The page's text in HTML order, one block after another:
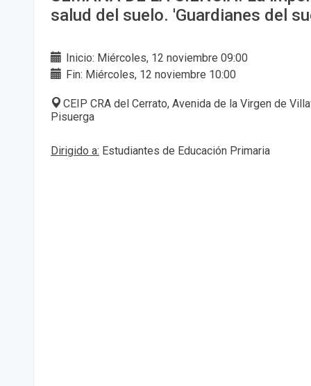
salud del suelo. 'Guardianes del
Inicio: Miércoles, 12 noviembre 09:00
Fin: Miércoles, 12 noviembre 10:00
CEIP CRA del Cerrato, Avenida de la Virgen de
Pisuerga
Dirigido a: Estudiantes de Educación Primaria